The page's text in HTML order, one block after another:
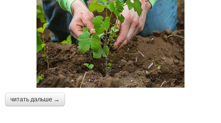
читать дальше →